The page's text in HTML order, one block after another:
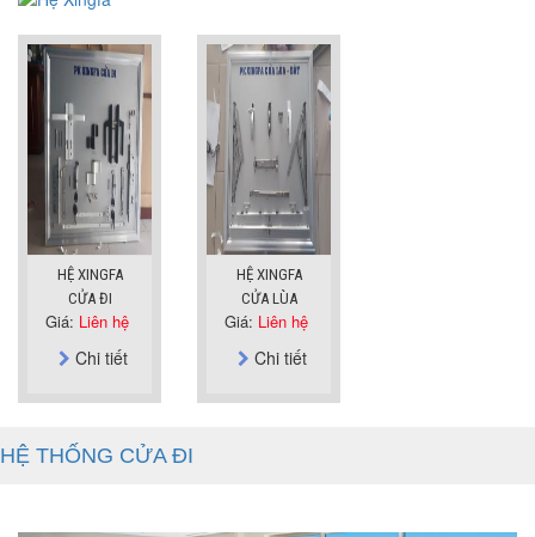
HỆ XINGFA
CỬA ĐI
Giá: Liên hệ
Chi tiết
HỆ XINGFA
CỬA LÙA
Giá: Liên hệ
Chi tiết
HỆ THỐNG CỬA ĐI